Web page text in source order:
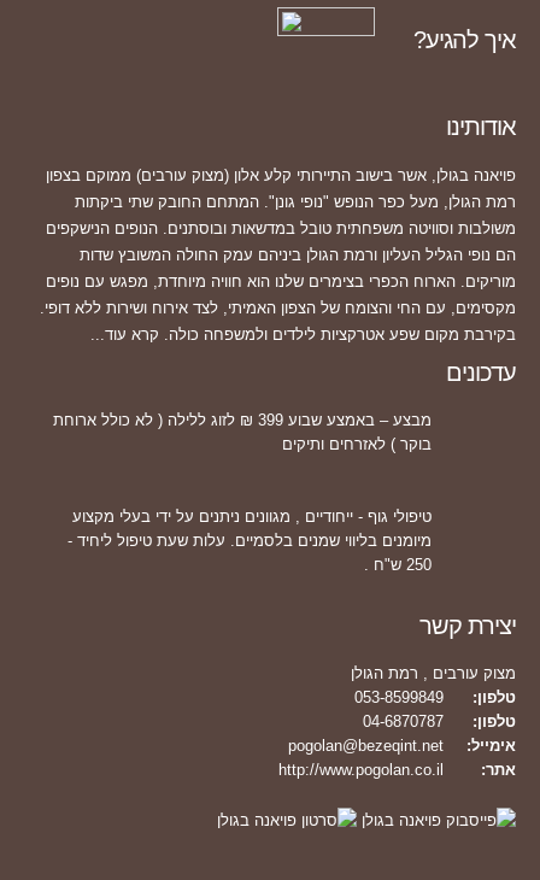
איך להגיע?
אודותינו
פויאנה בגולן, אשר בישוב התיירותי קלע אלון (מצוק עורבים) ממוקם בצפון
רמת הגולן, מעל כפר הנופש "נופי גונן". המתחם החובק שתי ביקתות
משולבות וסוויטה משפחתית טובל במדשאות ובוסתנים. הנופים הנישקפים
הם נופי הגליל העליון ורמת הגולן ביניהם עמק החולה המשובץ שדות
מוריקים. הארוח הכפרי בצימרים שלנו הוא חוויה מיוחדת, מפגש עם נופים
מקסימים, עם החי והצומח של הצפון האמיתי, לצד אירוח ושירות ללא דופי.
בקירבת מקום שפע אטרקציות לילדים ולמשפחה כולה. קרא עוד...
עדכונים
מבצע – באמצע שבוע 399 ₪ לזוג ללילה ( לא כולל ארוחת
בוקר ) לאזרחים ותיקים
טיפולי גוף - ייחודיים , מגוונים ניתנים על ידי בעלי מקצוע
מיומנים בליווי שמנים בלסמיים. עלות שעת טיפול ליחיד -
250 ש"ח .
יצירת קשר
מצוק עורבים , רמת הגולן
טלפון:
053-8599849
טלפון:
04-6870787
אימייל:
pogolan@bezeqint.net
אתר:
http://www.pogolan.co.il